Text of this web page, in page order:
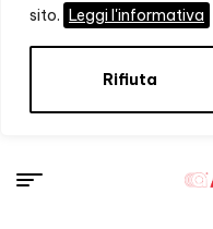
sito. Leggi l'informativa
Rifiuta